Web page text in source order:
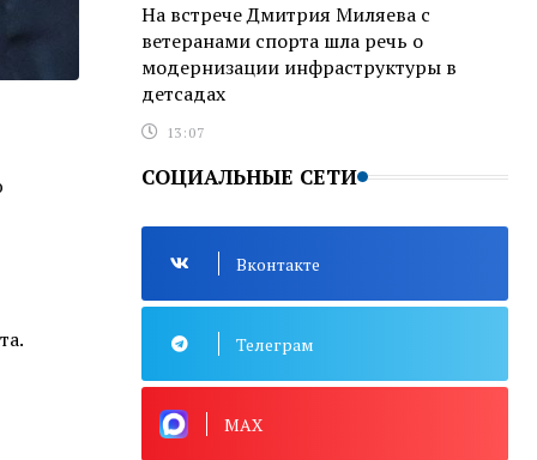
На встрече Дмитрия Миляева с
ветеранами спорта шла речь о
модернизации инфраструктуры в
детсадах
13:07
СОЦИАЛЬНЫЕ СЕТИ
Вконтакте
Телеграм
MAX